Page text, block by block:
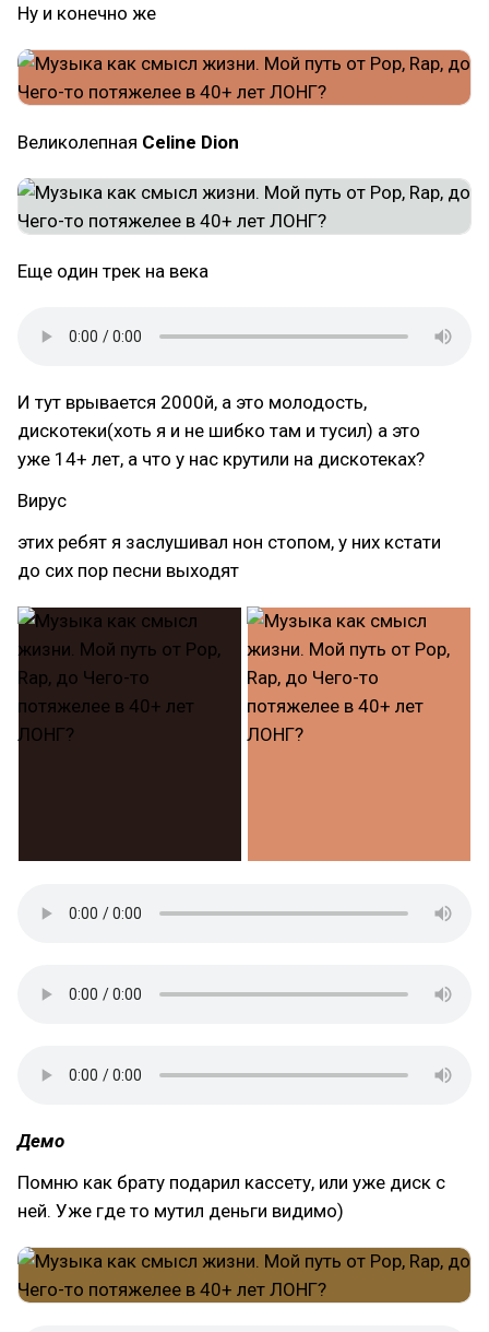
Ну и конечно же
Великолепная Celine Dion
Еще один трек на века
И тут врывается 2000й, а это молодость,
дискотеки(хоть я и не шибко там и тусил) а это
уже 14+ лет, а что у нас крутили на дискотеках?
Вирус
этих ребят я заслушивал нон стопом, у них кстати
до сих пор песни выходят
Демо
Помню как брату подарил кассету, или уже диск с
ней. Уже где то мутил деньги видимо)